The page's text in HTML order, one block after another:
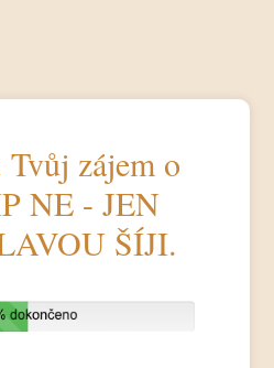
zájem o
NE - JEN
ŠÍJI.